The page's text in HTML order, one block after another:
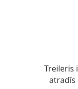
Treileris
atradīs